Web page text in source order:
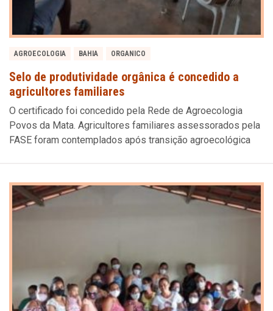
AGROECOLOGIA BAHIA ORGANICO
Selo de produtividade orgânica é concedido a
agricultores familiares
O certificado foi concedido pela Rede de Agroecologia
Povos da Mata. Agricultores familiares assessorados pela
FASE foram contemplados após transição agroecológica